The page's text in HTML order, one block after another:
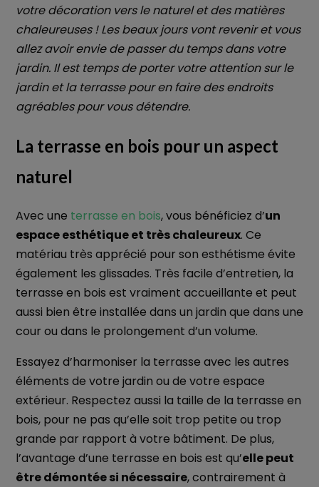
votre décoration vers le naturel et des matières
chaleureuses ! Les beaux jours vont revenir et vous
allez avoir envie de passer du temps dans votre
jardin. Il est temps de porter votre attention sur le
jardin et la terrasse pour en faire des endroits
agréables pour vous détendre.
La terrasse en bois pour un aspect
naturel
Avec une terrasse en bois, vous bénéficiez d’un
espace esthétique et très chaleureux. Ce
matériau très apprécié pour son esthétisme évite
également les glissades. Très facile d’entretien, la
terrasse en bois est vraiment accueillante et peut
aussi bien être installée dans un jardin que dans une
cour ou dans le prolongement d’un volume.
Essayez d’harmoniser la terrasse avec les autres
éléments de votre jardin ou de votre espace
extérieur. Respectez aussi la taille de la terrasse en
bois, pour ne pas qu’elle soit trop petite ou trop
grande par rapport à votre bâtiment. De plus,
l’avantage d’une terrasse en bois est qu’elle peut
être démontée si nécessaire, contrairement à